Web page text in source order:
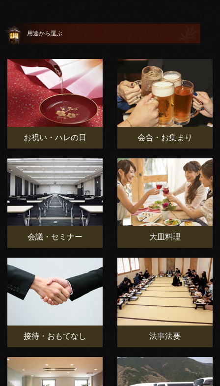
用途から選ぶ
お祝い・ハレの日 会合・お集まり
会議・セミナー 大皿料理
接待・おもてなし 法事法要